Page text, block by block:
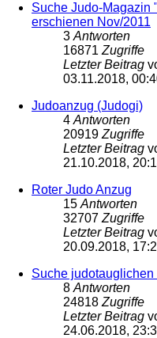
Suche Judo-Magazin
erschienen Nov/2011
3 Antworten
16871 Zugriffe
Letzter Beitrag
03.11.2018,
Judoanzug (Judogi)
4 Antworten
20919 Zugriffe
Letzter Beitrag
21.10.2018,
Roter Judo Anzug
15 Antworten
32707 Zugriffe
Letzter Beitrag
20.09.2018,
Suche judotauglichen
8 Antworten
24818 Zugriffe
Letzter Beitrag
24.06.2018,